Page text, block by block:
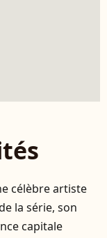
célèbre artiste
la série, son
capitale